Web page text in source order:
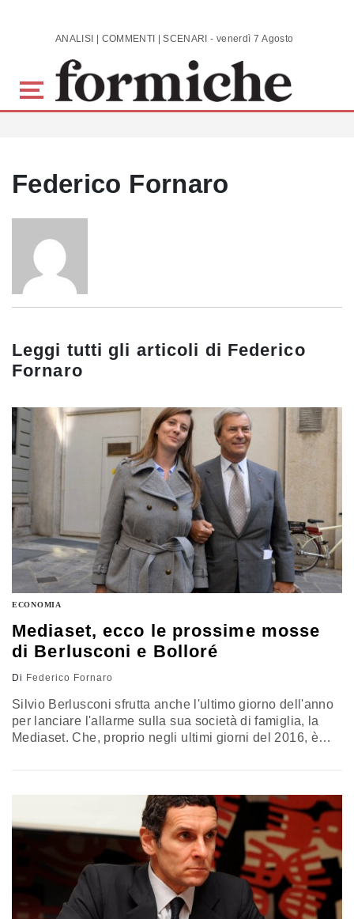
Skip to main content ANALISI | COMMENTI | SCENARI - venerdì 7 Agosto 2026
Federico Fornaro
Leggi tutti gli articoli di Federico
Fornaro
ECONOMIA
Mediaset, ecco le prossime mosse
di Berlusconi e Bolloré
Di Federico Fornaro
Silvio Berlusconi sfrutta anche l'ultimo giorno dell'anno
per lanciare l'allarme sulla sua società di famiglia, la
Mediaset. Che, proprio negli ultimi giorni del 2016, è
primi giorni di dicembre, attraverso la sua Vivendi,
società francese attiva…